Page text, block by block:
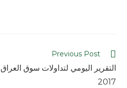
Previous Post
2017